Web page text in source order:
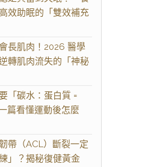
效助眠的「雙效補充
長肌肉！2026 醫學
轉肌肉流失的「神秘
「碳水：蛋白質 =
篇看懂運動後怎麼
帶（ACL）斷裂一定
」？揭秘復健黃金